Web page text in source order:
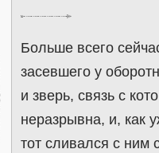
Больше всего
засевшего у
и зверь, связь с
неразрывна, и, как
тот сливался с ним